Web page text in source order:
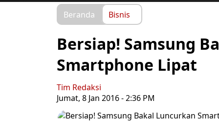
Beranda Bisnis
Bersiap! Samsung
Smartphone Lipat
Tim Redaksi
Jumat, 8 Jan 2016 - 2:36 PM